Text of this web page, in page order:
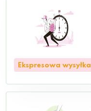
Ekspresowa wysyłka